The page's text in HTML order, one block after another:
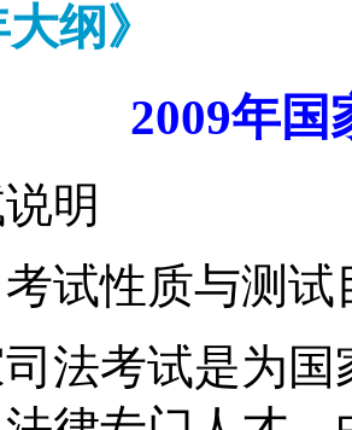
纲》
2009年国
明
性质与测试
考试是为国